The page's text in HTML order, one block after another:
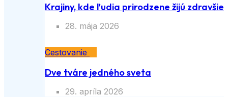
Krajiny, kde ľudia prirodzene žijú zdravšie
28. mája 2026
Cestovanie
Dve tváre jedného sveta
29. apríla 2026